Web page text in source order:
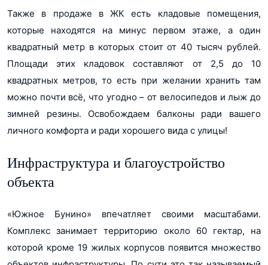
Также в продаже в ЖК есть кладовые помещения,
которые находятся на минус первом этаже, а один
квадратный метр в которых стоит от 40 тысяч рублей.
Площади этих кладовок составляют от 2,5 до 10
квадратных метров, то есть при желании хранить там
можно почти всё, что угодно – от велосипедов и лыж до
зимней резины. Освобождаем балконы ради вашего
личного комфорта и ради хорошего вида с улицы!
Инфраструктура и благоустройство
объекта
«Южное Бунино» впечатляет своими масштабами.
Комплекс занимает территорию около 60 гектар, на
которой кроме 19 жилых корпусов появится множество